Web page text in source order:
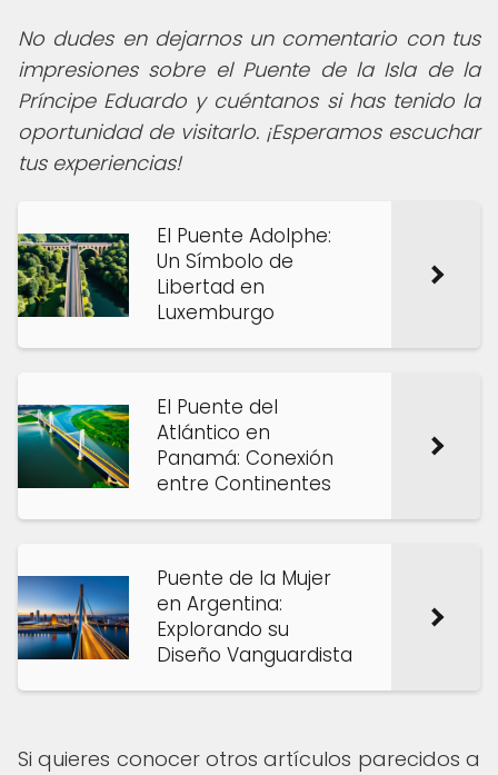
No dudes en dejarnos un comentario con tus
impresiones sobre el Puente de la Isla de la
Príncipe Eduardo y cuéntanos si has tenido la
oportunidad de visitarlo. ¡Esperamos escuchar
tus experiencias!
El Puente Adolphe:
Un Símbolo de
Libertad en
Luxemburgo
El Puente del
Atlántico en
Panamá: Conexión
entre Continentes
Puente de la Mujer
en Argentina:
Explorando su
Diseño Vanguardista
Si quieres conocer otros artículos parecidos a